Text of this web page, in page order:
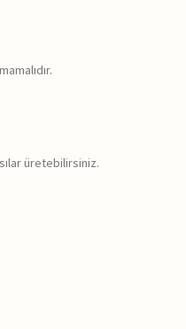
üretebilirsiniz.